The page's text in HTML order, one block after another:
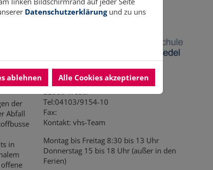
der
Abfall
in
vhs Wedel
ABC-Straße 3
Tel:04103/9154-10
Fax:
Kontakt: vhs-Team
Montag bis Freitag 8:30 bis 13 Uhr
Donnerstag 15 bis 18 Uhr (außer in den
Ferien)
Datenschutzerklärungund zu uns
ablehnen Alle Cookies akzeptieren